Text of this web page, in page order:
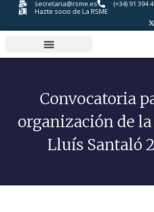
secretaria@rsme.es
(+34) 91 394
Hazte socio de La RSME
Convocatoria
organización de la
Lluís Santaló